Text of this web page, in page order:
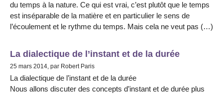
du temps à la nature. Ce qui est vrai, c’est plutôt que le temps
est inséparable de la matière et en particulier le sens de
l’écoulement et le rythme du temps. Mais cela ne veut pas (…)
La dialectique de l’instant et de la durée
25 mars 2014, par Robert Paris
La dialectique de l’instant et de la durée
Nous allons discuter des concepts d’instant et de durée plus